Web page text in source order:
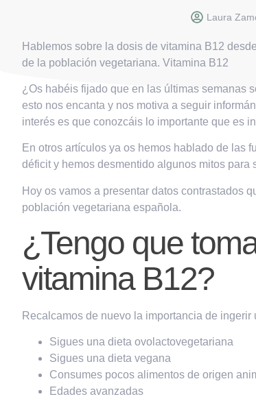
Laura
Hablemos sobre la dosis de vitamina B12
de la población vegetariana. Vitamina B12
¿Os habéis fijado que en las últimas semanas
esto nos encanta y nos motiva a seguir
interés es que conozcáis lo importante que es
En otros artículos ya os hemos hablado de las
déficit y hemos desmentido algunos mitos para
Hoy os vamos a presentar datos contrastados
población vegetariana española.
¿Tengo que
vitamina B12?
Recalcamos de nuevo la importancia de
Sigues una dieta ovolactovegetariana
Sigues una dieta vegana
Consumes pocos alimentos de origen
Edades avanzadas